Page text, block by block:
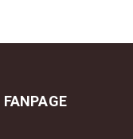
FANPAGE